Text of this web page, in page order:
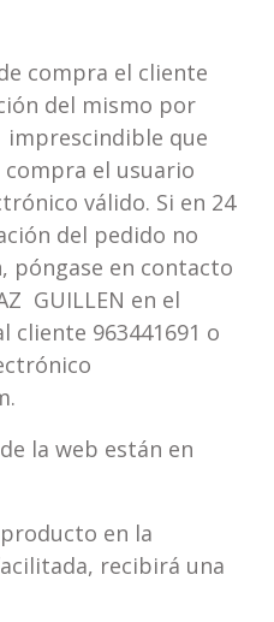
compra el cliente
del mismo por
que
el usuario
válido. Si en 24
del pedido no
póngase en contacto
GUILLEN en el
cliente 963441691 o
.
la web están en
en la
recibirá una